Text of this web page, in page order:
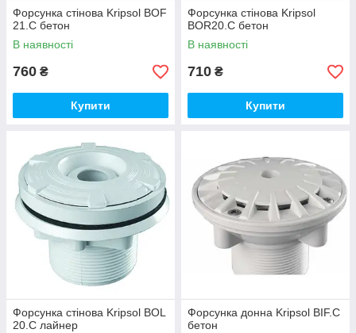
Форсунка стінова Kripsol BOF
21.C бетон
В наявності
760 ₴
Купити
Форсунка стінова Kripsol
BOR20.C бетон
В наявності
710 ₴
Купити
Форсунка стінова Kripsol BOL
20.C лайнер
Форсунка донна Kripsol BIF.C
бетон